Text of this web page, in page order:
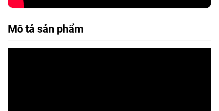
Mô tả sản phẩm